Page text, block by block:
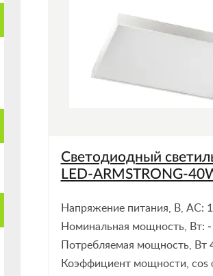
Светодиодный
LED-ARMSTRONG-
Напряжение питания, В, АС:
Номинальная мощность, Вт: -
Потребляемая мощность, Вт
Коэффициент мощности, cos